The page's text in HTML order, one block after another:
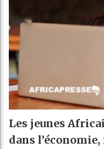
Les jeunes
dans